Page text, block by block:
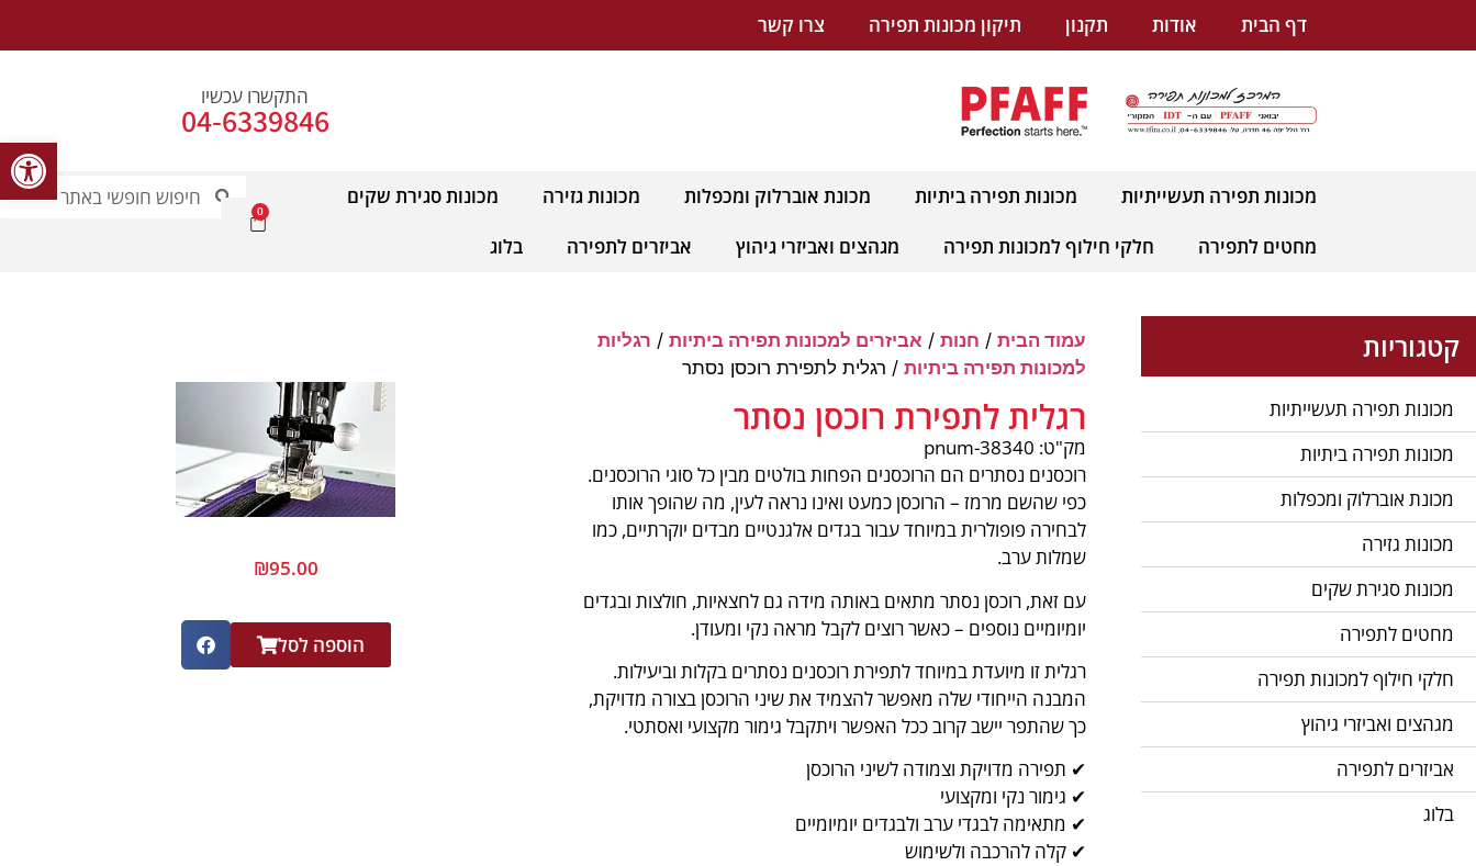
דף הבית אודות תקנון תיקון מכונות תפירה צרו קשר
התקשרו עכשיו
04-6339846
0
מכונות תפירה תעשייתיות מכונות תפירה ביתיות מכונת אוברלוק ומכפלות מכונות גזירה
מכונות סגירת שקים
מחטים לתפירה
חלקי חילוף למכונות תפירה מגהצים ואביזרי גיהוץ אביזרים לתפירה בלוג
קטגוריות
מכונות תפירה תעשייתיות
מכונות תפירה ביתיות
מכונת אוברלוק ומכפלות
מכונות גזירה
מכונות סגירת שקים
מחטים לתפירה
חלקי חילוף למכונות תפירה
מגהצים ואביזרי גיהוץ
אביזרים לתפירה
בלוג
עמוד הבית/ חנות/ אביזרים למכונות תפירה ביתיות/ רגליות
למכונות תפירה ביתיות/ רגלית לתפירת רוכסן נסתר
רגלית לתפירת רוכסן נסתר
מק"ט: pnum-38340
רוכסנים נסתרים הם הרוכסנים הפחות בולטים מבין כל סוגי הרוכסנים.
כפי שהשם מרמז – הרוכסן כמעט ואינו נראה לעין, מה שהופך אותו
לבחירה פופולרית במיוחד עבור בגדים אלגנטיים מבדים יוקרתיים, כמו
שמלות ערב.
עם זאת, רוכסן נסתר מתאים באותה מידה גם לחצאיות, חולצות ובגדים
יומיומיים נוספים – כאשר רוצים לקבל מראה נקי ומעודן.
רגלית זו מיועדת במיוחד לתפירת רוכסנים נסתרים בקלות וביעילות.
המבנה הייחודי שלה מאפשר להצמיד את שיני הרוכסן בצורה מדויקת,
כך שהתפר יישב קרוב ככל האפשר ויתקבל גימור מקצועי ואסתטי.
✔ תפירה מדויקת וצמודה לשיני הרוכסן
✔ גימור נקי ומקצועי
✔ מתאימה לבגדי ערב ולבגדים יומיומיים
✔ קלה להרכבה ולשימוש
₪95.00
הוספה לסל
פתח